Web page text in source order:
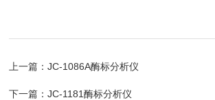
上一篇：JC-1086A酶标分析仪
下一篇：JC-1181酶标分析仪